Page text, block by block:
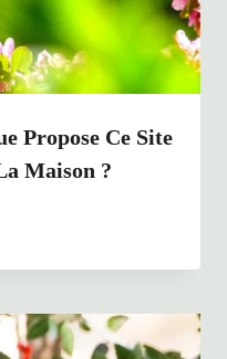
Propose Ce Site
Maison ?